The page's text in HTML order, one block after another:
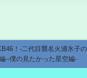
！-二代目襲名火浦氷子
--僕の見たかった星空編-